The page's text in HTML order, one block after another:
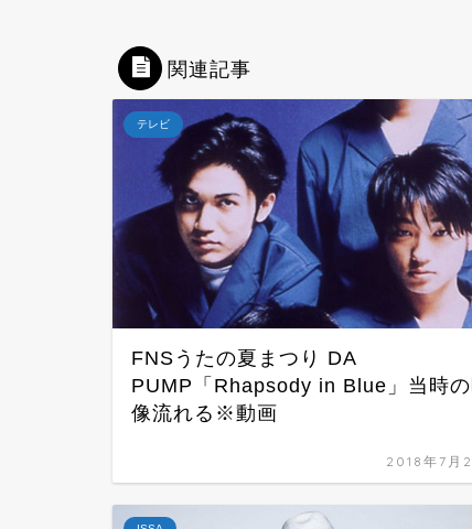
関連記事
テレビ
FNSうたの夏まつり DA
PUMP「Rhapsody in Blue」当時
像流れる※動画
2018年7月